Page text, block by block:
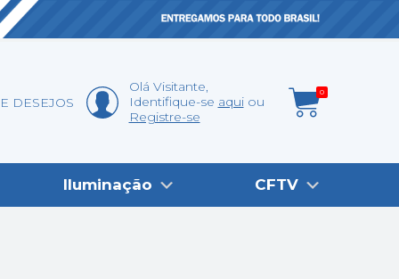
DESEJOS
Olá Visitante,
Identifique-se aqui
Registre-se
0
Iluminação CFTV